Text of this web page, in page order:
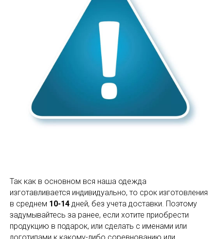
Так как в основном вся наша одежда
изготавливается индивидуально, то срок изготовления
в среднем 10-14 дней, без учета доставки. Поэтому
задумывайтесь за ранее, если хотите приобрести
продукцию в подарок, или сделать с именами или